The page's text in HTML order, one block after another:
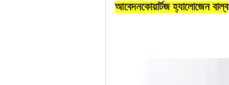
আবেদনকোয়ার্টজ হ্যালোজেন বাল্ব